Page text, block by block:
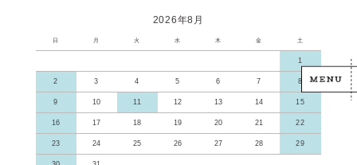
2026年8月
日 月 火 水 木 金 土
1
2 3 4 5 6 7 8
9 10 11 12 13 14 15
16 17 18 19 20 21 22
23 24 25 26 27 28 29